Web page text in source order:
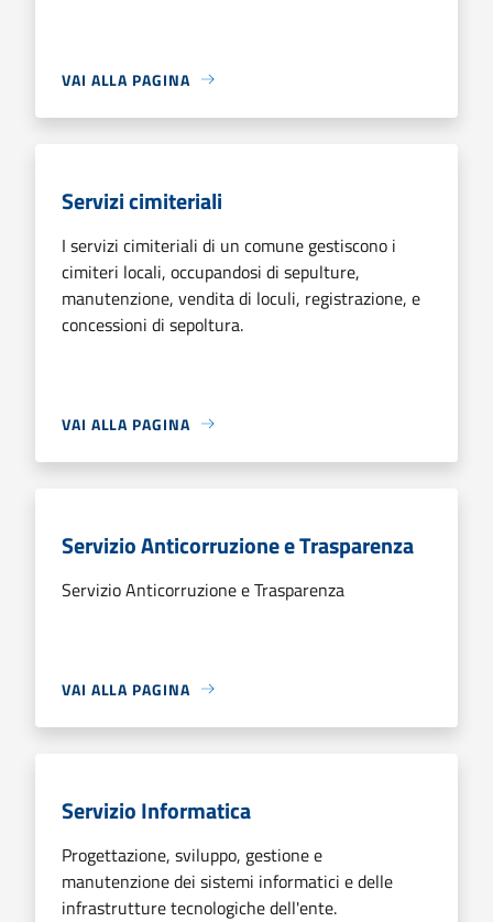
VAI ALLA PAGINA
Servizi cimiteriali
I servizi cimiteriali di un comune gestiscono i
cimiteri locali, occupandosi di sepulture,
manutenzione, vendita di loculi, registrazione, e
concessioni di sepoltura.
VAI ALLA PAGINA
Servizio Anticorruzione e Trasparenza
Servizio Anticorruzione e Trasparenza
VAI ALLA PAGINA
Servizio Informatica
Progettazione, sviluppo, gestione e
manutenzione dei sistemi informatici e delle
infrastrutture tecnologiche dell'ente.